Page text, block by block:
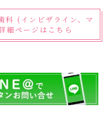
科 (インビザライン、マ
細ページはこちら